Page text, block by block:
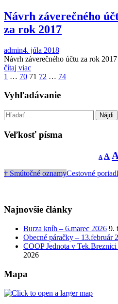
Návrh záverečného
za rok 2017
admin4. júla 2018
Návrh záverečného účtu za rok 2017
čítaj viac
Stránkovanie
príspevkov
1 … 70 71 72 … 74
Vyhľadávanie
Hľadať:
Veľkosť písma
Afont
A A
† Smútočné oznamyCestovné
Najnovšie články
Burza kníh – 6.marec 2026 9.
Obecné páračky – 13.február
COOP Jednota v Tek.Breznici
2026
Mapa